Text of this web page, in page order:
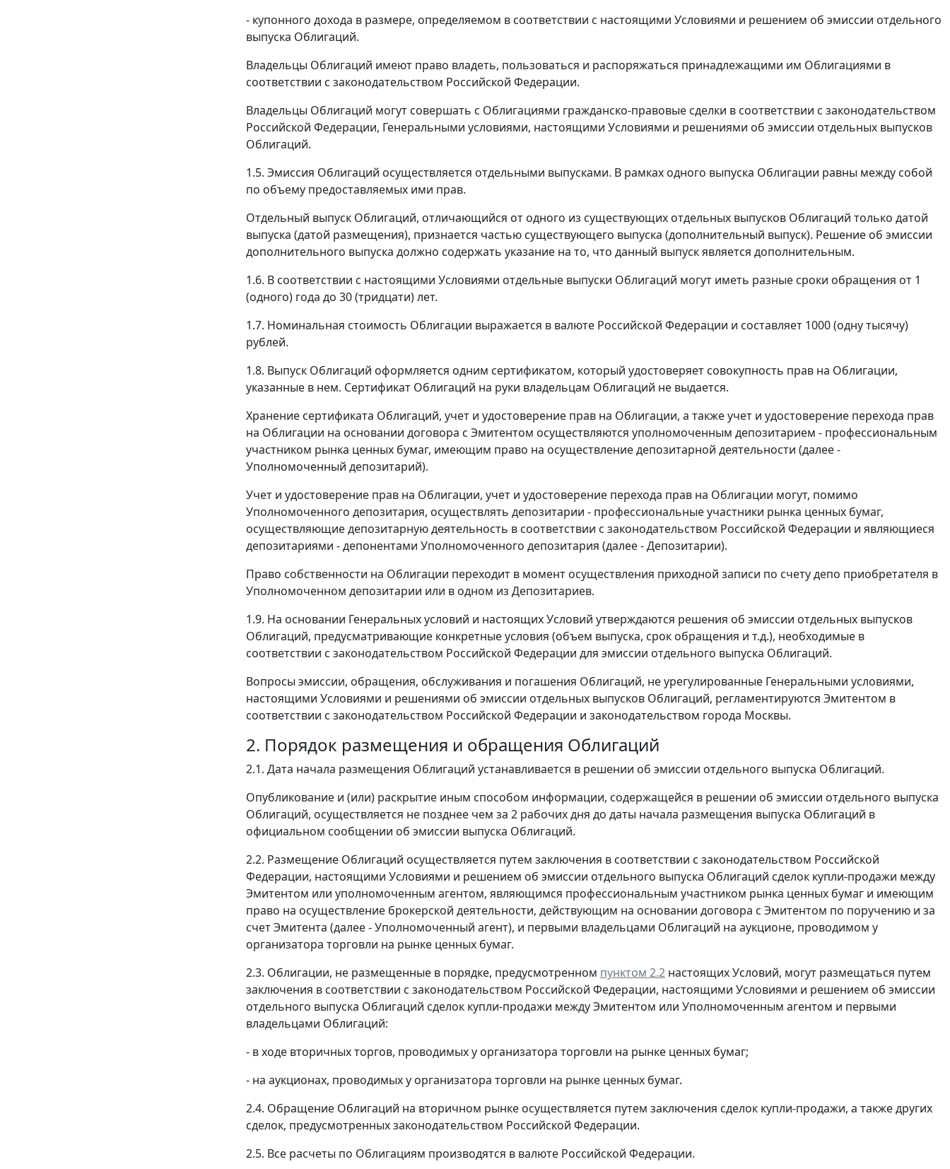
- купонного дохода в размере, определяемом в соответствии с настоящими Условиями и решением об эмиссии отдельного
выпуска Облигаций.
Владельцы Облигаций имеют право владеть, пользоваться и распоряжаться принадлежащими им Облигациями в
соответствии с законодательством Российской Федерации.
Владельцы Облигаций могут совершать с Облигациями гражданско-правовые сделки в соответствии с законодательством
Российской Федерации, Генеральными условиями, настоящими Условиями и решениями об эмиссии отдельных выпусков
Облигаций.
1.5. Эмиссия Облигаций осуществляется отдельными выпусками. В рамках одного выпуска Облигации равны между собой
по объему предоставляемых ими прав.
Отдельный выпуск Облигаций, отличающийся от одного из существующих отдельных выпусков Облигаций только датой
выпуска (датой размещения), признается частью существующего выпуска (дополнительный выпуск). Решение об эмиссии
дополнительного выпуска должно содержать указание на то, что данный выпуск является дополнительным.
1.6. В соответствии с настоящими Условиями отдельные выпуски Облигаций могут иметь разные сроки обращения от 1
(одного) года до 30 (тридцати) лет.
1.7. Номинальная стоимость Облигации выражается в валюте Российской Федерации и составляет 1000 (одну тысячу)
рублей.
1.8. Выпуск Облигаций оформляется одним сертификатом, который удостоверяет совокупность прав на Облигации,
указанные в нем. Сертификат Облигаций на руки владельцам Облигаций не выдается.
Хранение сертификата Облигаций, учет и удостоверение прав на Облигации, а также учет и удостоверение перехода прав
на Облигации на основании договора с Эмитентом осуществляются уполномоченным депозитарием - профессиональным
участником рынка ценных бумаг, имеющим право на осуществление депозитарной деятельности (далее -
Уполномоченный депозитарий).
Учет и удостоверение прав на Облигации, учет и удостоверение перехода прав на Облигации могут, помимо
Уполномоченного депозитария, осуществлять депозитарии - профессиональные участники рынка ценных бумаг,
осуществляющие депозитарную деятельность в соответствии с законодательством Российской Федерации и являющиеся
депозитариями - депонентами Уполномоченного депозитария (далее - Депозитарии).
Право собственности на Облигации переходит в момент осуществления приходной записи по счету депо приобретателя в
Уполномоченном депозитарии или в одном из Депозитариев.
1.9. На основании Генеральных условий и настоящих Условий утверждаются решения об эмиссии отдельных выпусков
Облигаций, предусматривающие конкретные условия (объем выпуска, срок обращения и т.д.), необходимые в
соответствии с законодательством Российской Федерации для эмиссии отдельного выпуска Облигаций.
Вопросы эмиссии, обращения, обслуживания и погашения Облигаций, не урегулированные Генеральными условиями,
настоящими Условиями и решениями об эмиссии отдельных выпусков Облигаций, регламентируются Эмитентом в
соответствии с законодательством Российской Федерации и законодательством города Москвы.
2. Порядок размещения и обращения Облигаций
2.1. Дата начала размещения Облигаций устанавливается в решении об эмиссии отдельного выпуска Облигаций.
Опубликование и (или) раскрытие иным способом информации, содержащейся в решении об эмиссии отдельного выпуска
Облигаций, осуществляется не позднее чем за 2 рабочих дня до даты начала размещения выпуска Облигаций в
официальном сообщении об эмиссии выпуска Облигаций.
2.2. Размещение Облигаций осуществляется путем заключения в соответствии с законодательством Российской
Федерации, настоящими Условиями и решением об эмиссии отдельного выпуска Облигаций сделок купли-продажи между
Эмитентом или уполномоченным агентом, являющимся профессиональным участником рынка ценных бумаг и имеющим
право на осуществление брокерской деятельности, действующим на основании договора с Эмитентом по поручению и за
счет Эмитента (далее - Уполномоченный агент), и первыми владельцами Облигаций на аукционе, проводимом у
организатора торговли на рынке ценных бумаг.
2.3. Облигации, не размещенные в порядке, предусмотренном пунктом 2.2 настоящих Условий, могут размещаться путем
заключения в соответствии с законодательством Российской Федерации, настоящими Условиями и решением об эмиссии
отдельного выпуска Облигаций сделок купли-продажи между Эмитентом или Уполномоченным агентом и первыми
владельцами Облигаций:
- в ходе вторичных торгов, проводимых у организатора торговли на рынке ценных бумаг;
- на аукционах, проводимых у организатора торговли на рынке ценных бумаг.
2.4. Обращение Облигаций на вторичном рынке осуществляется путем заключения сделок купли-продажи, а также других
сделок, предусмотренных законодательством Российской Федерации.
2.5. Все расчеты по Облигациям производятся в валюте Российской Федерации.